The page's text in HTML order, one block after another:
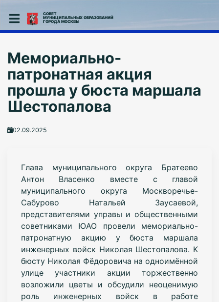
СОВЕТ
МУНИЦИПАЛЬНЫХ ОБРАЗОВАНИЙ
ГОРОДА МОСКВЫ
Мемориально-
патронатная акция
прошла у бюста маршала
Шестопалова
02.09.2025
Глава муниципального округа Братеево
Антон Власенко вместе с главой
муниципального округа Москворечье-
Сабурово Натальей Заусаевой,
представителями управы и общественными
советниками ЮАО провели мемориально-
патронатную акцию у бюста маршала
инженерных войск Николая Шестопалова. К
бюсту Николая Фёдоровича на одноимённой
улице участники акции торжественно
возложили цветы и обсудили неоценимую
роль инженерных войск в работе